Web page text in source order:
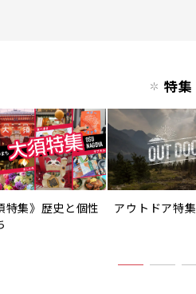
特集
特集》歴史と個性
アウトドア特集